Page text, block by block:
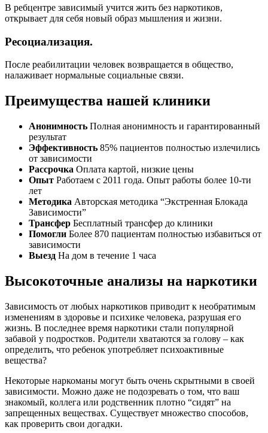
В ребцентре зависимый учится жить без наркотиков,
открывает для себя новый образ мышления и жизни.
Ресоциализация.
После реабилитации человек возвращается в общество,
налаживает нормальные социальные связи.
Преимущества нашей клиники
Анонимность Полная анонимность и гарантированный
результат
Эффективность 85% пациентов полностью излечились
от зависимости
Рассрочка Оплата картой, низкие цены
Опыт Работаем с 2011 года. Опыт работы более 10-ти
лет
Методика Авторская методика “Экстренная Блокада
Зависимости”
Трансфер Бесплатный трансфер до клиники
Помогли Более 870 пациентам полностью избавиться от
зависимости
Выезд На дом в течение 1 часа
Высокоточные анализы на наркотики
Зависимость от любых наркотиков приводит к необратимым
изменениям в здоровье и психике человека, разрушая его
жизнь. В последнее время наркотики стали популярной
забавой у подростков. Родители хватаются за голову – как
определить, что ребенок употребляет психоактивные
вещества?
Некоторые наркоманы могут быть очень скрытными в своей
зависимости. Можно даже не подозревать о том, что ваш
знакомый, коллега или родственник плотно “сидят” на
запрещенных веществах. Существует множество способов,
как проверить свои догадки.